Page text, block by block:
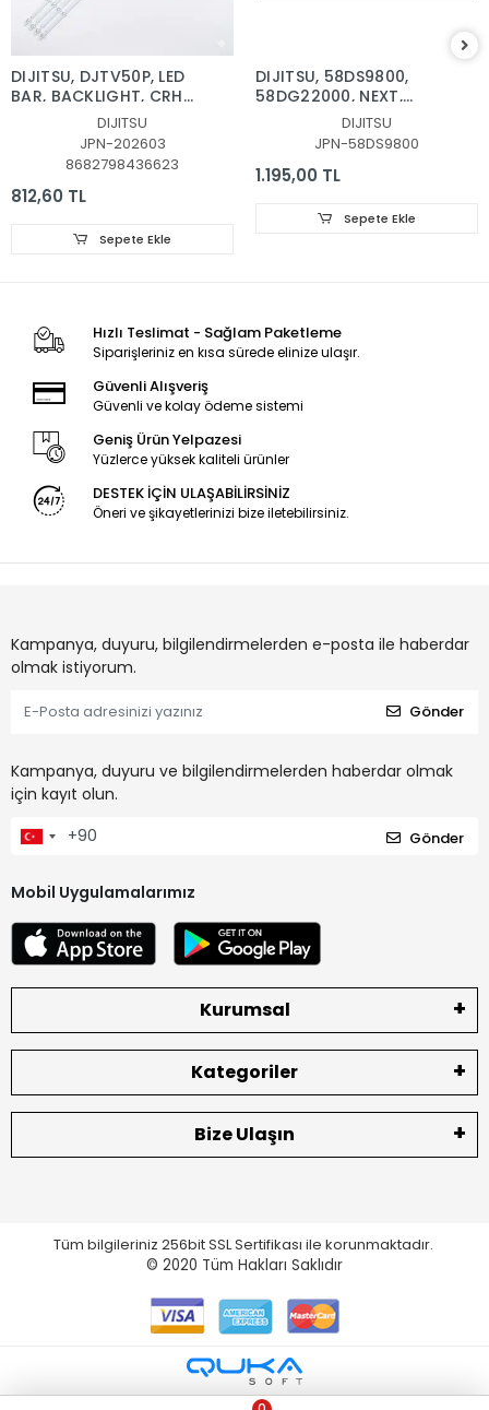
DIJITSU, DJTV50P, LED
BAR, BACKLIGHT, CRH-
BY50Y17303004099BY-
REV1.1, SW-L E486558
94V-0 RoHS REV1.1
DIJITSU
JPN-202603
8682798436623
812,60 TL
Sepete Ekle
DIJITSU, 58DS9800,
58DG22000, NEXT,
YE58020GFSG5-4, LED
BAR, BACKLIGHT,
K580WDGF A3 4708-
K58DGF-A3113N01/11
DIJITSU
JPN-58DS9800
1.195,00 TL
Sepete Ekle
Hızlı Teslimat - Sağlam Paketleme
Siparişleriniz en kısa sürede elinize ulaşır.
Güvenli Alışveriş
Güvenli ve kolay ödeme sistemi
Geniş Ürün Yelpazesi
Yüzlerce yüksek kaliteli ürünler
DESTEK İÇİN ULAŞABİLİRSİNİZ
Öneri ve şikayetlerinizi bize iletebilirsiniz.
Kampanya, duyuru, bilgilendirmelerden e-posta ile haberdar
olmak istiyorum.
Gönder
Kampanya, duyuru ve bilgilendirmelerden haberdar olmak
için kayıt olun.
Gönder
Mobil Uygulamalarımız
Kurumsal
Kategoriler
Bize Ulaşın
Tüm bilgileriniz 256bit SSL Sertifikası ile korunmaktadır.
© 2020 Tüm Hakları Saklıdır